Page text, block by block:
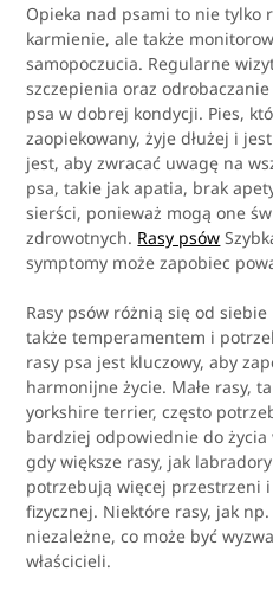
Opieka nad psami to nie tylko
karmienie, ale także
samopoczucia. Regularne
szczepienia oraz
psa w dobrej kondycji. Pies,
zaopiekowany, żyje dłużej i
jest, aby zwracać uwagę na
psa, takie jak apatia, brak
sierści, ponieważ mogą one
zdrowotnych. Rasy psów
symptomy może zapobiec
Rasy psów różnią się od
także temperamentem i
rasy psa jest kluczowy, aby
harmonijne życie. Małe rasy,
yorkshire terrier, często
bardziej odpowiednie do życia
gdy większe rasy, jak
potrzebują więcej przestrzeni
fizycznej. Niektóre rasy, jak
niezależne, co może być
właścicieli.